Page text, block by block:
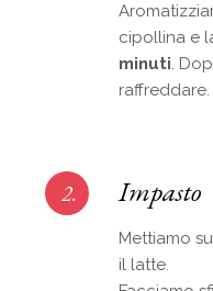
cipollina e
minuti.
raffreddare.
2. Impasto
Mettiamo
il latte.